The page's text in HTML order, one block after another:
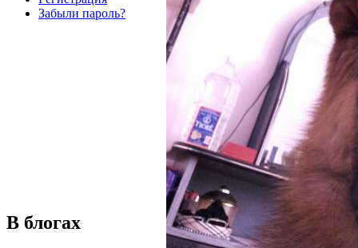
Забыли пароль?
В блогах